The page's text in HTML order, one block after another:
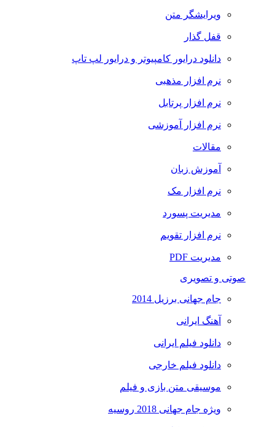
ویرایشگر متن
قفل گذار
دانلود درایور کامپیوتر و درایور لپ تاپ
نرم افزار مذهبی
نرم افزار پرتابل
نرم افزار آموزشی
مقالات
آموزش زبان
نرم افزار مک
مدیریت پسورد
نرم افزار تقویم
مدیریت PDF
صوتی و تصویری
جام جهانی برزیل 2014
آهنگ ایرانی
دانلود فیلم ایرانی
دانلود فیلم خارجی
موسیقی متن بازی و فیلم
ویژه جام جهانی 2018 روسیه